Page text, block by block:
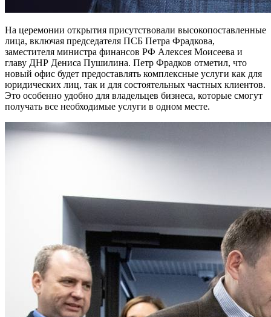
На церемонии открытия присутствовали высокопоставленные
лица, включая председателя ПСБ Петра Фрадкова,
заместителя министра финансов РФ Алексея Моисеева и
главу ДНР Дениса Пушилина. Петр Фрадков отметил, что
новый офис будет предоставлять комплексные услуги как для
юридических лиц, так и для состоятельных частных клиентов.
Это особенно удобно для владельцев бизнеса, которые смогут
получать все необходимые услуги в одном месте.